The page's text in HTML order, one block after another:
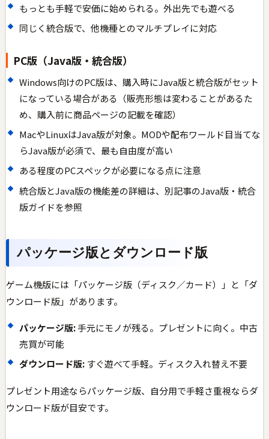
もっとも手軽で安価に始められる。外出先でも遊べる
同じく統合版で、他機種とのマルチプレイに対応
PC版（Java版・統合版）
Windows向けのPC版は、購入時にJava版と統合版がセット
になっている場合がある（販売形態は変わることがあるた
め、購入前に商品ページの記載を確認）
MacやLinuxはJava版が対象。MODや配布ワールド目当てな
らJava版が必須で、最も自由度が高い
ある程度のPCスペックが必要になる点に注意
統合版とJava版の機能差の詳細は、別記事のJava版・統合
版ガイドを参照
パッケージ版とダウンロード版
ゲーム機版には「パッケージ版（ディスク／カード）」と「ダ
ウンロード版」があります。
パッケージ版:手元にモノが残る。プレゼントに向く。中古
売買が可能
ダウンロード版:すぐ遊べて手軽。ディスク入れ替え不要
プレゼント用途ならパッケージ版、自分用で手軽さ重視ならダ
ウンロード版が目安です。